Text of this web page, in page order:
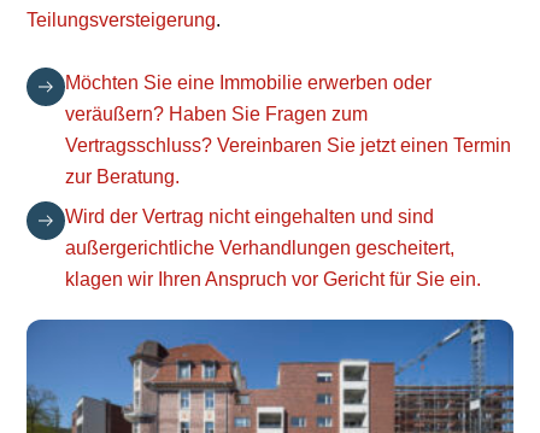
Teilungsversteigerung.
Möchten Sie eine Immobilie erwerben oder
veräußern? Haben Sie Fragen zum
Vertragsschluss? Vereinbaren Sie jetzt einen Termin
zur Beratung.
Wird der Vertrag nicht eingehalten und sind
außergerichtliche Verhandlungen gescheitert,
klagen wir Ihren Anspruch vor Gericht für Sie ein.